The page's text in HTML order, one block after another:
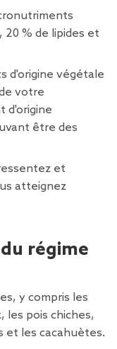
20 % de lipides et
d'origine végétale
votre
d'origine
être des
et
atteignez
régime
y compris les
les pois chiches,
et les cacahuètes.